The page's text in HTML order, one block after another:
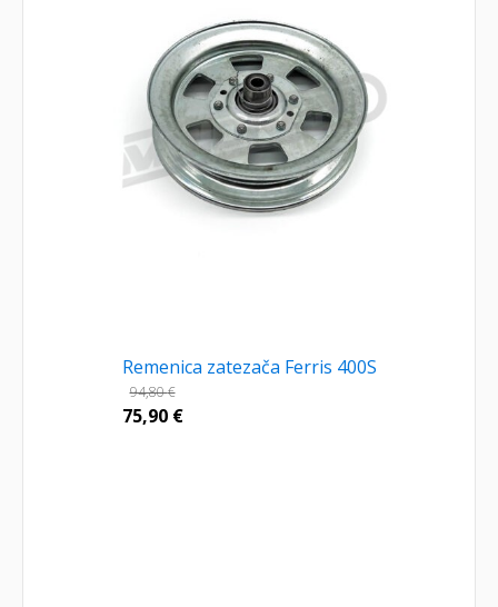
Remenica zatezača Ferris 400S
94,80€
75,90 €